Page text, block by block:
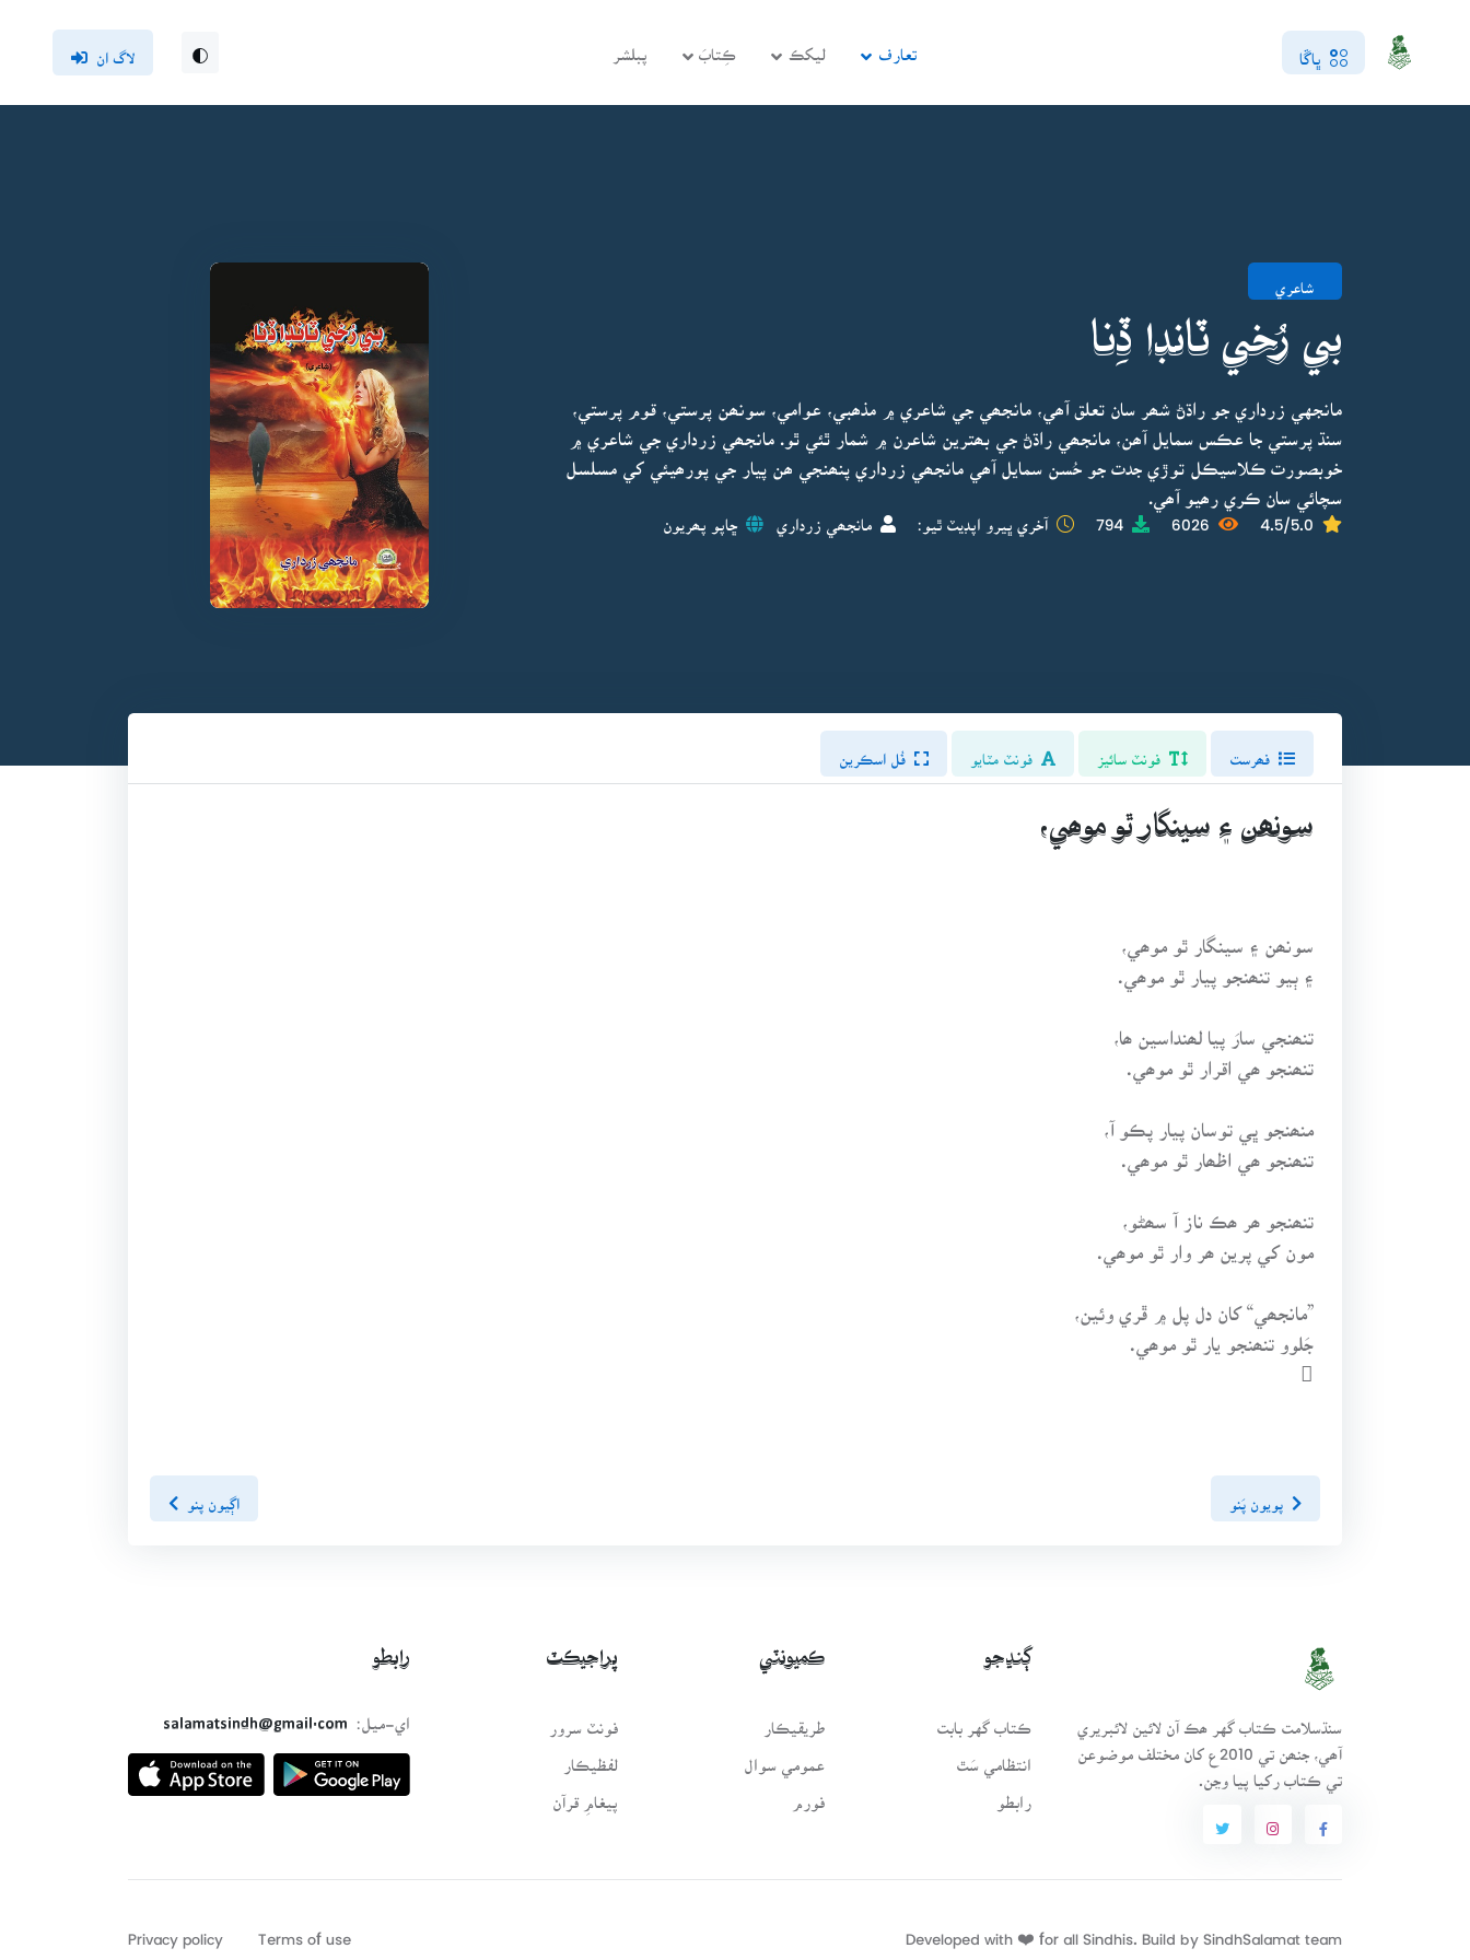
ڀاڱا تعارف ليکڪ ڪِتابَ پبلشر لاگ ان
شاعري
بي رُخي ٽانڊا ڏِنا
مانجهي زرداري جو راڌڻ شھر سان تعلق آھي، مانجھي جي شاعري ۾ مذھبي، عوامي، سونھن پرستي، قوم پرستي،
سنڌ پرستي جا عڪس سمايل آھن، مانجھي راڌڻ جي بھترين شاعرن ۾ شمار ٿئي ٿو. مانجھي زرداري جي شاعري ۾
خوبصورت ڪلاسيڪل توڙي جدت جو حُسن سمايل آھي مانجھي زرداري پنھنجي ھن پيار جي پورھيئي کي مسلسل
سچائي سان ڪري رھيو آھي.
4.5/5.0
6026
794 آخري ڀيرو اپڊيٽ ٿيو: مانجھي زرداري ڇاپو پھريون
فُل اسڪرين
سونھن ۽ سينگار ٿو موھي،
سونھن ۽ سينگار ٿو موھي،
۽ ٻيو تنھنجو پيار ٿو موھي.
تنھنجي سارَ پيا لھنداسين ھا،
تنھنجو ھي اقرار ٿو موھي.
منھنجو ڀي توسان پيار پڪو آ،
تنھنجو ھي اظھار ٿو موھي.
تنھنجو ھر ھڪ ناز آ سھڻو،
مون کي پرين ھر وار ٿو موھي.
”مانجھي“ کان دل پل ۾ ڦري وئين،
جَلوو تنھنجو يار ٿو موھي.

پويون پَنو اڳيون پنو
سنڌسلامت ڪتاب گهر ھڪ آن لائين لائبريري
آھي، جنھن تي 2010ع کان مختلف موضوعن
تي ڪتاب رکيا پيا وڃن.
ڳنڍجو
ڪتاب گهر بابت
انتظامي سَٿ
رابطو
ڪميونٽي
طريقيڪار
عمومي سوال
فورم
پراجيڪٽ
فونٽ سرور
لفظيڪار
پيغامِ قرآن
رابطو
اي-ميل:
salamatsindh@gmail.com
Developed with ❤️ for all Sindhis. Build by
Terms of use